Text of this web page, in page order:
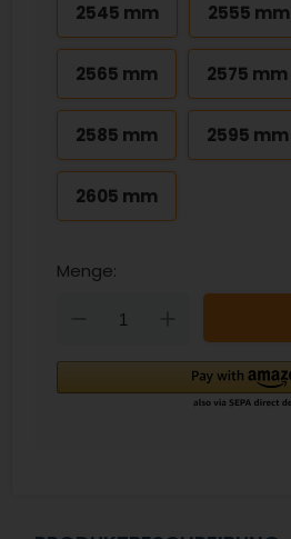
2545 mm 2555 mm
2565 mm 2575 mm
2585 mm 2595 mm
2605 mm
Menge:
Down